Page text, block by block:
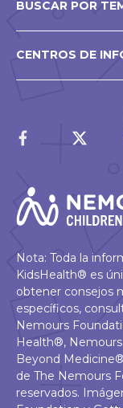
BUSCAR POR
CENTROS DE
Nota: Toda la
KidsHealth® es
obtener consejos
específicos,
Nemours
Health®,
Beyond
de The Nemours
reservados.